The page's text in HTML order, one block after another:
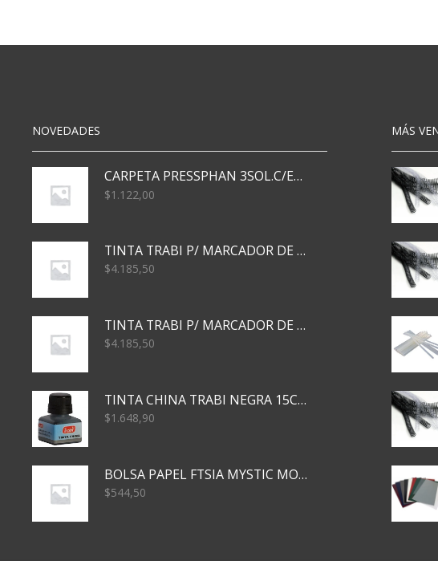
PAQ
5
NOVEDADES
CARPETA PRESSPHAN 3SOL.C/ELAST MARRON A4 P01A
$1.122,00
TINTA TRABI P/ MARCADOR DE PIZARRA x30ml AZUL
$4.185,50
TINTA TRABI P/ MARCADOR DE PIZARRA x30ml ROJO
$4.185,50
TINTA CHINA TRABI NEGRA 15CC TR3460
$1.648,90
BOLSA PAPEL FTSIA MYSTIC MONKEY 14/08/20
$544,50
MÁS